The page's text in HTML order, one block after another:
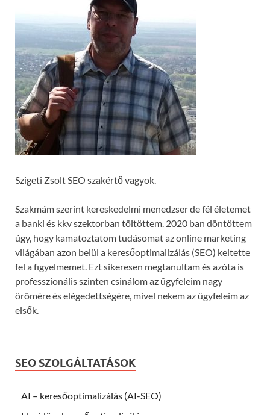
Szigeti Zsolt SEO szakértő vagyok.
Szakmám szerint kereskedelmi menedzser de fél életemet
a banki és kkv szektorban töltöttem. 2020 ban döntöttem
úgy, hogy kamatoztatom tudásomat az online marketing
világában azon belül a keresőoptimalizálás (SEO) keltette
fel a figyelmemet. Ezt sikeresen megtanultam és azóta is
professzionális szinten csinálom az ügyfeleim nagy
örömére és elégedettségére, mivel nekem az ügyfeleim az
elsők.
SEO SZOLGÁLTATÁSOK
AI – keresőoptimalizálás (AI-SEO)